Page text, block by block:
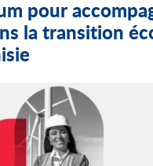
pour
la transition